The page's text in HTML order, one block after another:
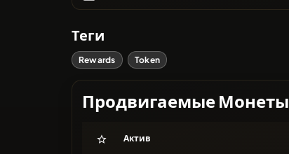
Теги
Rewards Token
Продвигаемые Монеты
Актив